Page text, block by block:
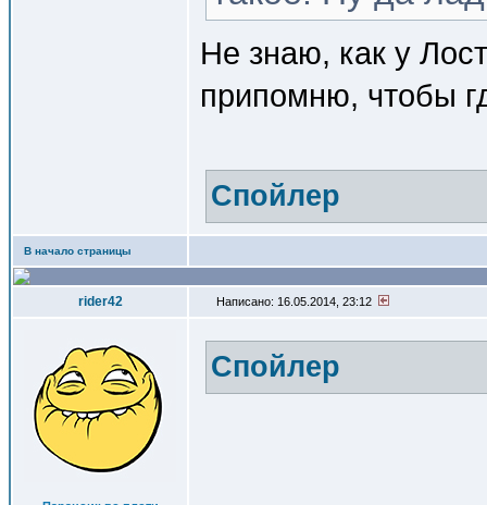
Не знаю, как у
припомню, чтобы
Спойлер
В начало страницы
rider42 Написано: 16.05.2014, 23:12
Спойлер